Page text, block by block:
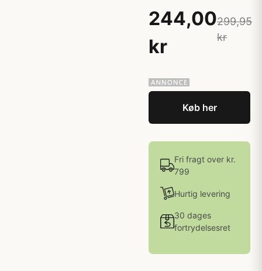
244,00
kr
299,95
kr
Køb her
Fri fragt over kr.
799
Hurtig levering
30 dages
fortrydelsesret